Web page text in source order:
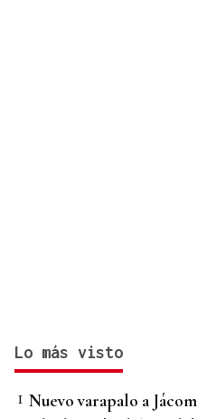
Lo más visto
Nuevo varapalo a